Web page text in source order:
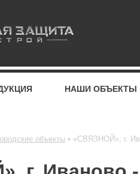
НАШИ ОБЪЕКТЫ
объекты «СВЯЗНОЙ», г.